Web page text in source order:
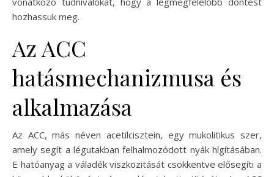
hozhassuk meg.
Az ACC
hatásmechanizmusa és
alkalmazása
Az ACC, más néven acetilcisztein, egy mukolitikus szer,
amely segít a légutakban felhalmozódott nyák hígításában.
E hatóanyag a váladék viszkozitását csökkentve elősegíti a